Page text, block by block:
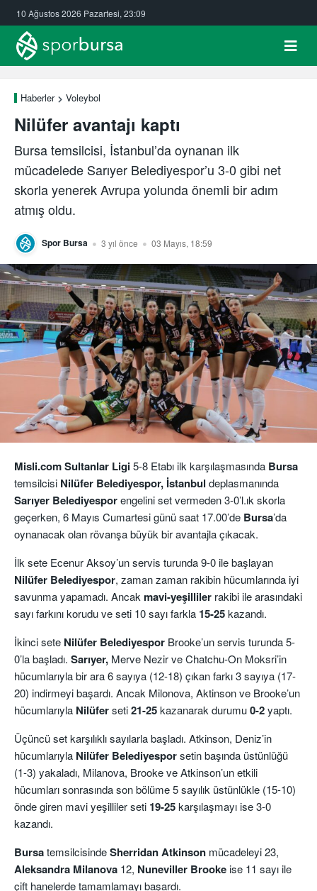
10 Ağustos 2026 Pazartesi, 23:09
Haberler Voleybol
Nilüfer avantajı kaptı
Bursa temsilcisi, İstanbul’da oynanan ilk
mücadelede Sarıyer Belediyespor’u 3-0 gibi net
skorla yenerek Avrupa yolunda önemli bir adım
atmış oldu.
Spor Bursa 3 yıl önce 03 Mayıs, 18:59
Misli.com Sultanlar Ligi5-8 Etabı ilk karşılaşmasında Bursa
temsilcisi Nilüfer Belediyespor, İstanbul deplasmanında
Sarıyer Belediyesporengelini set vermeden 3-0’l.ık skorla
geçerken, 6 Mayıs Cumartesi günü saat 17.00’de Bursa’da
oynanacak olan rövanşa büyük bir avantajla çıkacak.
İlk sete Ecenur Aksoy’un servis turunda 9-0 ile başlayan
Nilüfer Belediyespor, zaman zaman rakibin hücumlarında iyi
savunma yapamadı. Ancak mavi-yeşilliler rakibi ile arasındaki
sayı farkını korudu ve seti 10 sayı farkla 15-25kazandı.
İkinci sete Nilüfer Belediyespor Brooke’un servis turunda 5-
0’la başladı. Sarıyer, Merve Nezir ve Chatchu-On Moksri’in
hücumlarıyla bir ara 6 sayıya (12-18) çıkan farkı 3 sayıya (17-
20) indirmeyi başardı. Ancak Milonova, Aktinson ve Brooke’un
hücumlarıyla Nilüferseti21-25kazanarak durumu0-2yaptı.
Üçüncü set karşılıklı sayılarla başladı. Atkinson, Deniz’in
hücumlarıyla Nilüfer Belediyesporsetin başında üstünlüğü
(1-3) yakaladı, Milanova, Brooke ve Atkinson’un etkili
hücumları sonrasında son bölüme 5 sayılık üstünlükle (15-10)
önde giren mavi yeşilliler seti 19-25karşılaşmayı ise 3-0
kazandı.
BursatemsilcisindeSherridan Atkinson mücadeleyi 23,
Aleksandra Milanova 12, Nuneviller Brookeise 11 sayı ile
çift hanelerde tamamlamayı başardı.